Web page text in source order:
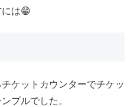
は😁
ケットカウンターでチケッ
プルでした。